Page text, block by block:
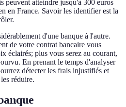
peuvent atteindre jusqu'à 300 euros
en France. Savoir les identifier est la
d'une banque à l'autre.
de votre contrat bancaire vous
éclairés; plus vous serez au courant,
En prenant le temps d'analyser
détecter les frais injustifiés et
réduire.